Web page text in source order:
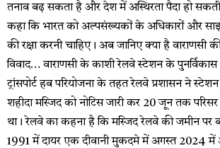
तनाव बढ़ सकता है और देश में अस्थिरता पैदा हो
कहा कि भारत को अल्पसंख्यकों के अधिकारों और
की रक्षा करनी चाहिए। अब जानिए क्या है वाराणसी
विवाद… वाराणसी के काशी रेलवे स्टेशन के
ट्रांसपोर्ट हब परियोजना के तहत रेलवे प्रशासन ने
शहीदा मस्जिद को नोटिस जारी कर 20 जून तक
था। रेलवे का कहना है कि मस्जिद रेलवे की जमीन पर
1991 में दायर एक दीवानी मुकदमे में अगस्त 2024